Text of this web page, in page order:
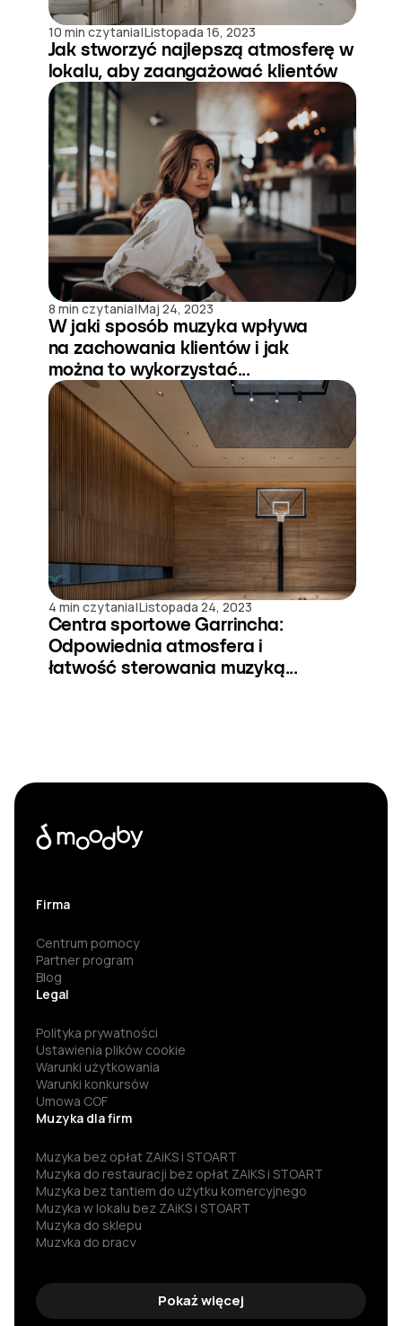
10 min czytania|Listopada 16, 2023
Jak stworzyć najlepszą atmosferę w
lokalu, aby zaangażować klientów
8 min czytania|Maj 24, 2023
W jaki sposób muzyka wpływa
na zachowania klientów i jak
można to wykorzystać...
4 min czytania|Listopada 24, 2023
Centra sportowe Garrincha:
Odpowiednia atmosfera i
łatwość sterowania muzyką...
Firma
Centrum pomocy
Partner program
Blog
Legal
Polityka prywatności
Ustawienia plików cookie
Warunki użytkowania
Warunki konkursów
Umowa COF
Muzyka dla firm
Muzyka bez opłat ZAiKS i STOART
Muzyka do restauracji bez opłat ZAIKS i STOART
Muzyka bez tantiem do użytku komercyjnego
Muzyka w lokalu bez ZAiKS i STOART
Muzyka do sklepu
Muzyka do pracy
Darmowa muzyka do słuchania
Muzyka bez praw autorskich
Pokaż więcej